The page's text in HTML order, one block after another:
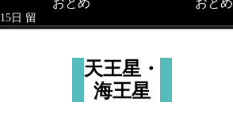
おとめ
おとめ
15日 留
天王星・
海王星